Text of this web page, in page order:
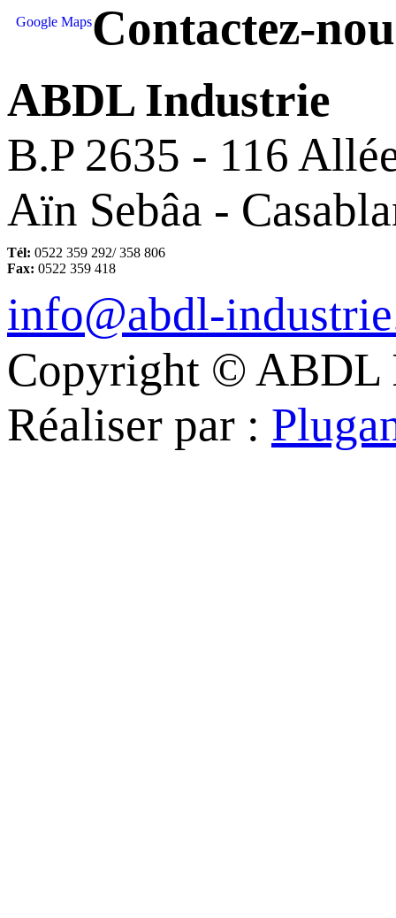
Google MapsContactez-
ABDL Industrie
B.P 2635 - 116
Aïn Sebâa -
Tél: 0522 359 292/ 358 806
Fax: 0522 359 418
info@abdl-
Copyright © ABDL
Réaliser par :